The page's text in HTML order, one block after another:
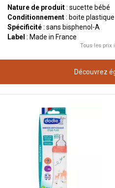
Nature de produit: sucette bébé
Conditionnement: boite plastique
Spécificité: sans bisphenol-A
Label : Made in France
Tous les prix
Découvrez